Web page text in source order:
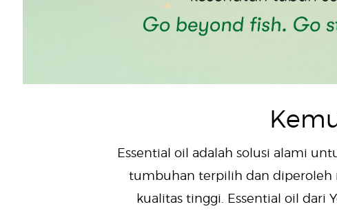
Essential oil adalah solusi alami
tumbuhan terpilih dan diperoleh
kualitas tinggi. Essential oil dari